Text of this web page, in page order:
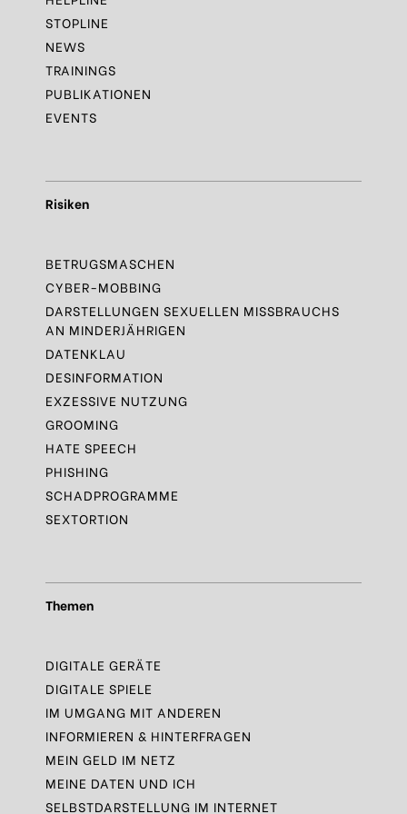
STOPLINE
NEWS
TRAININGS
PUBLIKATIONEN
EVENTS
Risiken
BETRUGSMASCHEN
CYBER-MOBBING
DARSTELLUNGEN SEXUELLEN MISSBRAUCHS
AN MINDERJÄHRIGEN
DATENKLAU
DESINFORMATION
EXZESSIVE NUTZUNG
GROOMING
HATE SPEECH
PHISHING
SCHADPROGRAMME
SEXTORTION
Themen
DIGITALE GERÄTE
DIGITALE SPIELE
IM UMGANG MIT ANDEREN
INFORMIEREN & HINTERFRAGEN
MEIN GELD IM NETZ
MEINE DATEN UND ICH
SELBSTDARSTELLUNG IM INTERNET